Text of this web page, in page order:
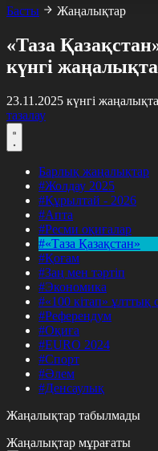
Басты
Жаңалықтар
«Таза
күнгі
23.11.2025 күнгі
тазалау
Барлық жаңалықтар
#Жолдау 2025
#Құрылтай - 2026
#Апта
#Ресми оқиғалар
#«Таза Қазақстан»
#Қоғам
#Заң мен тәртіп
#Экономика
#«100 кітап» ұлттық
#Референдум
#Оқиға
#EURO 2024
#Спорт
#Әлем
#Денсаулық
Жаңалықтар табылмады
Жаңалықтар мұрағаты